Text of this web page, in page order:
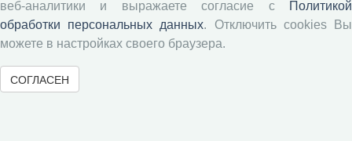
Публикационная этика
Согласие на обработку персональных данных
Авторские права
Рецензентам
веб-аналитики и выражаете согласие с
Политикой
обработки персональных данных. Отключить cookies Вы
можете в настройках своего браузера.
СОГЛАСЕН